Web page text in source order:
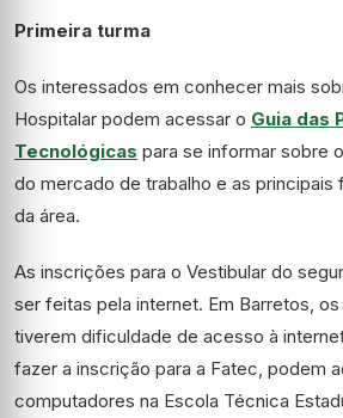
Primeira turma
Os interessados em conhecer mais
Hospitalar podem acessar o Guia das
Tecnológicas para se informar sobre
do mercado de trabalho e as
da área.
As inscrições para o Vestibular do
ser feitas pela internet. Em Barretos,
tiverem dificuldade de acesso à
fazer a inscrição para a Fatec, podem
computadores na Escola Técnica